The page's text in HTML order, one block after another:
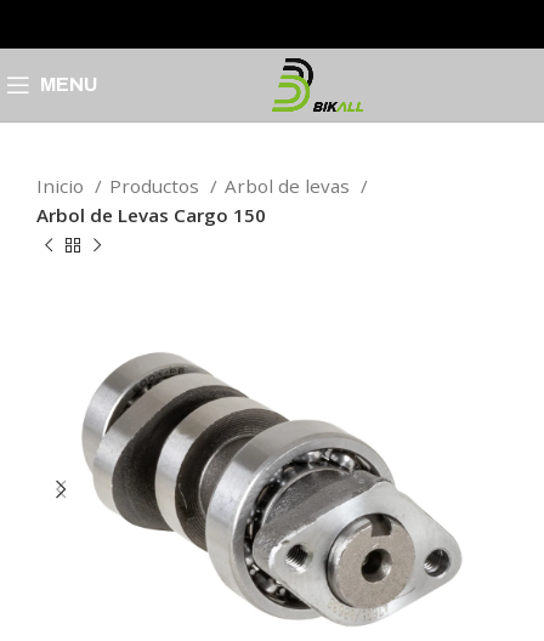
MENU
Inicio Productos
Arbol de levas
Arbol de Levas Cargo 150